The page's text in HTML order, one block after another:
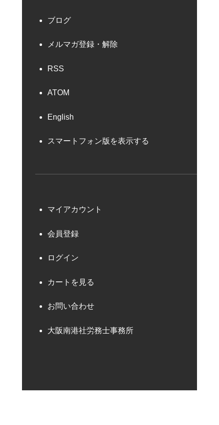
ブログ
メルマガ登録・解除
RSS
ATOM
English
スマートフォン版を表示する
マイアカウント
会員登録
ログイン
カートを見る
お問い合わせ
大阪南港社労務士事務所